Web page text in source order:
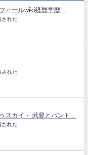
ィールwiki経歴学歴...
された
された
スカイ・ 武豊とパント...
された